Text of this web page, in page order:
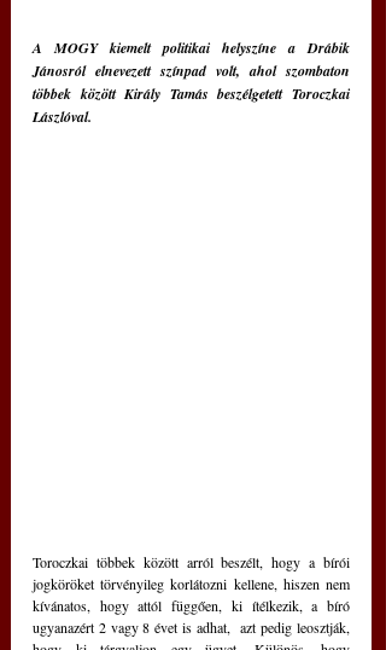
A MOGY kiemelt politikai helyszíne a Drábik
Jánosról elnevezett színpad volt, ahol szombaton
többek között Király Tamás beszélgetett Toroczkai
Lászlóval.
Toroczkai többek között arról beszélt, hogy a bírói
jogköröket törvényileg korlátozni kellene, hiszen nem
kívánatos, hogy attól függően, ki ítélkezik, a bíró
ugyanazért 2 vagy 8 évet is adhat,  azt pedig leosztják,